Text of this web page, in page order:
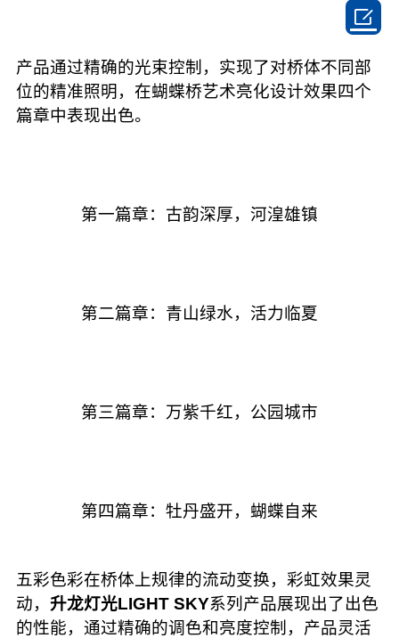
产品通过精确的光束控制，实现了对桥体不同部
位的精准照明，在蝴蝶桥艺术亮化设计效果四个
篇章中表现出色。
第一篇章：古韵深厚，河湟雄镇
第二篇章：青山绿水，活力临夏
第三篇章：万紫千红，公园城市
第四篇章：牡丹盛开，蝴蝶自来
五彩色彩在桥体上规律的流动变换，彩虹效果灵
动， 升龙灯光LIGHT SKY系列产品展现出了出色
的性能，通过精确的调色和亮度控制，产品灵活
